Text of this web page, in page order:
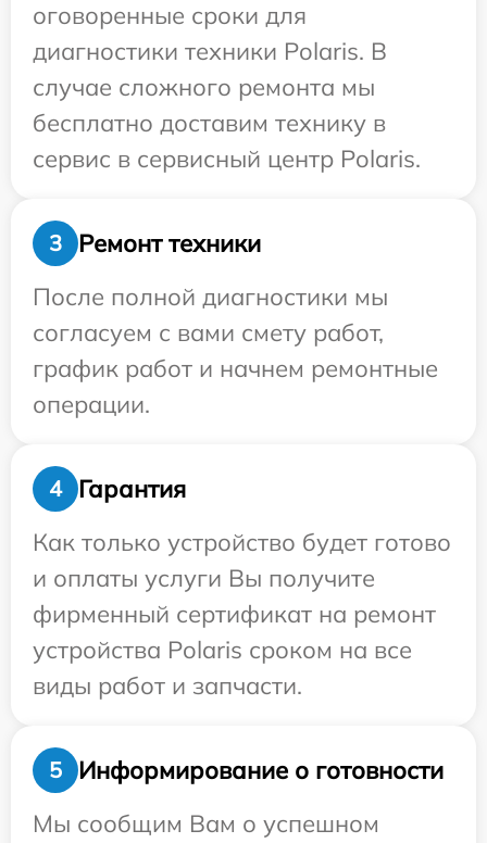
оговоренные сроки для
диагностики техники Polaris. В
случае сложного ремонта мы
бесплатно доставим технику в
сервис в сервисный центр Polaris.
3
Ремонт техники
После полной диагностики мы
согласуем с вами смету работ,
график работ и начнем ремонтные
операции.
4
Гарантия
Как только устройство будет готово
и оплаты услуги Вы получите
фирменный сертификат на ремонт
устройства Polaris сроком на все
виды работ и запчасти.
5
Информирование о готовности
Мы сообщим Вам о успешном